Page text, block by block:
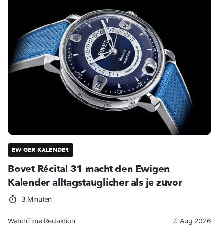
EWIGER KALENDER
Bovet Récital 31 macht den Ewigen
Kalender alltagstauglicher als je zuvor
3 Minuten
WatchTime Redaktion 7. Aug 2026